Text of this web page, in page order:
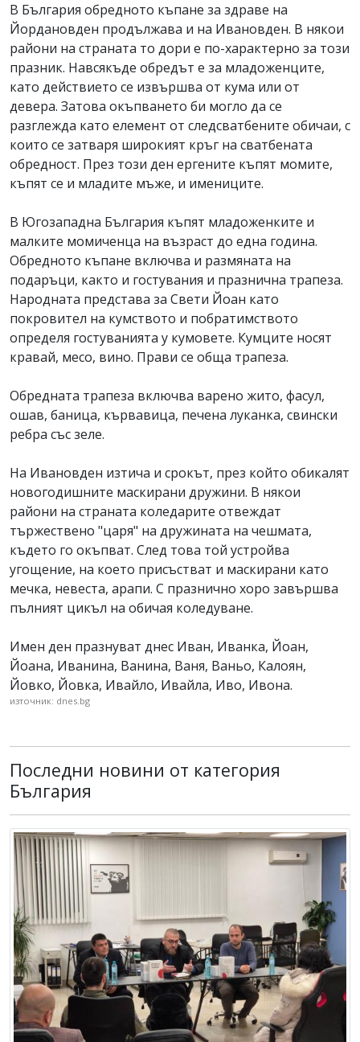
В България обредното къпане за здраве на
Йордановден продължава и на Ивановден. В някои
райони на страната то дори е по-характерно за този
празник. Навсякъде обредът е за младоженците,
като действието се извършва от кума или от
девера. Затова окъпването би могло да се
разглежда като елемент от следсватбените обичаи, с
които се затваря широкият кръг на сватбената
обредност. През този ден ергените къпят момите,
къпят се и младите мъже, и имениците.
В Югозападна България къпят младоженките и
малките момиченца на възраст до една година.
Обредното къпане включва и размяната на
подаръци, както и гостувания и празнична трапеза.
Народната представа за Свети Йоан като
покровител на кумството и побратимството
определя гостуванията у кумовете. Кумците носят
кравай, месо, вино. Прави се обща трапеза.
Обредната трапеза включва варено жито, фасул,
ошав, баница, кървавица, печена луканка, свински
ребра със зеле.
На Ивановден изтича и срокът, през който обикалят
новогодишните маскирани дружини. В някои
райони на страната коледарите отвеждат
тържествено "царя" на дружината на чешмата,
където го окъпват. След това той устройва
угощение, на което присъстват и маскирани като
мечка, невеста, арапи. С празнично хоро завършва
пълният цикъл на обичая коледуване.
Имен ден празнуват днес Иван, Иванка, Йоан,
Йоана, Иванина, Ванина, Ваня, Ваньо, Калоян,
Йовко, Йовка, Ивайло, Ивайла, Иво, Ивона.
източник: dnes.bg
Последни новини от категория
България